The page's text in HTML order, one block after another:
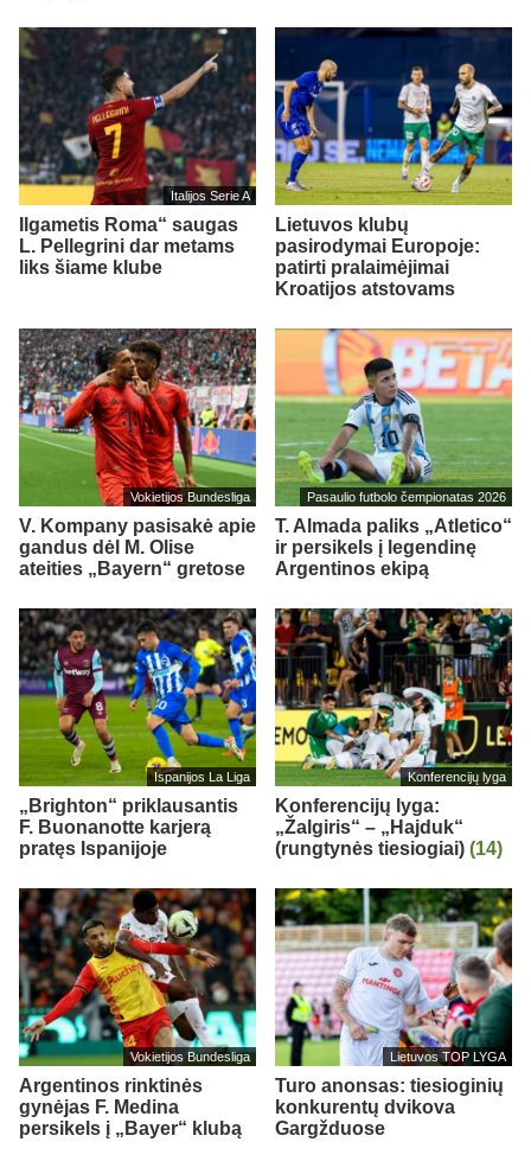
Italijos Serie A
Ilgametis Roma“ saugas
L. Pellegrini dar metams
liks šiame klube
Lietuvos klubų
pasirodymai Europoje:
patirti pralaimėjimai
Kroatijos atstovams
Vokietijos Bundesliga
V. Kompany pasisakė apie
gandus dėl M. Olise
ateities „Bayern“ gretose
Pasaulio futbolo čempionatas 2026
T. Almada paliks „Atletico“
ir persikels į legendinę
Argentinos ekipą
Ispanijos La Liga
„Brighton“ priklausantis
F. Buonanotte karjerą
pratęs Ispanijoje
Konferencijų lyga
Konferencijų lyga:
„Žalgiris“ – „Hajduk“
(rungtynės tiesiogiai) (14)
Vokietijos Bundesliga
Argentinos rinktinės
gynėjas F. Medina
persikels į „Bayer“ klubą
Lietuvos TOP LYGA
Turo anonsas: tiesioginių
konkurentų dvikova
Gargžduose